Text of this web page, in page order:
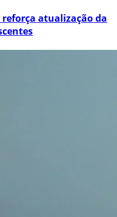
atualização da